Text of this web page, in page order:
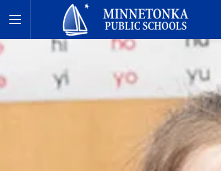
Toggle Menu
Écoles publiques de Minnetonka